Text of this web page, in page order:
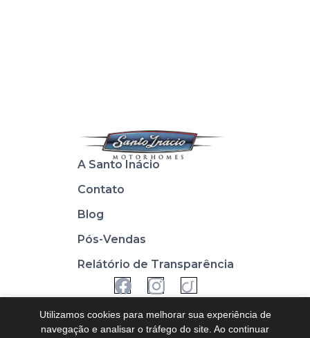
Utilizamos cookies para melhorar sua experiência de
navegação e analisar o tráfego do site. Ao continuar
A Santo Inácio
Contato
Blog
Pós-Vendas
Relátório de Transparência